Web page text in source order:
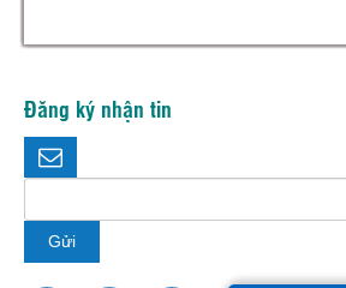
Đăng ký nhận tin